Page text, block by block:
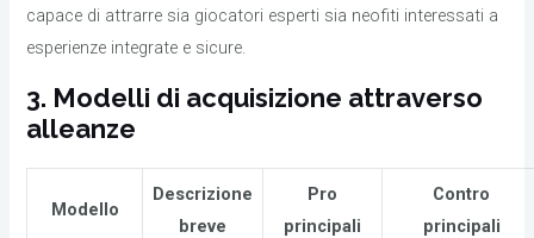
capace di attrarre sia giocatori esperti sia neofiti interessati a
esperienze integrate e sicure.
3. Modelli di acquisizione attraverso
alleanze
Modello
Descrizione
breve
Pro
principali
Contro
principali